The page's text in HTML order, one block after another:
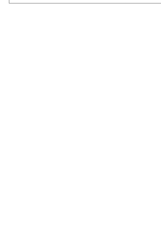
【速報】NHK職員が番組出演タレント